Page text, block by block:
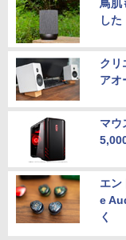
鳥肌
した
クリ
アオ
マウ
エン
e
く